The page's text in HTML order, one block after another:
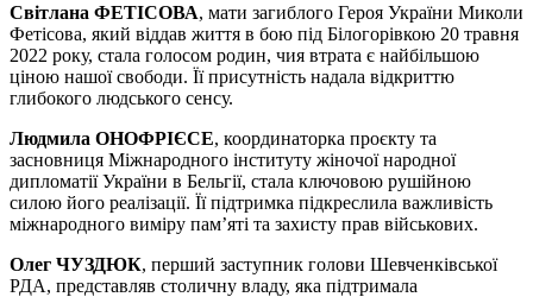
Світлана ФЕТІСОВА, мати загиблого Героя України Миколи
Фетісова, який віддав життя в бою під Білогорівкою 20 травня
2022 року, стала голосом родин, чия втрата є найбільшою
ціною нашої свободи. Її присутність надала відкриттю
глибокого людського сенсу.
Людмила ОНОФРІЄСЕ, координаторка проєкту та
засновниця Міжнародного інституту жіночої народної
дипломатії України в Бельгії, стала ключовою рушійною
силою його реалізації. Її підтримка підкреслила важливість
міжнародного виміру пам’яті та захисту прав військових.
Олег ЧУЗДЮК, перший заступник голови Шевченківської
РДА, представляв столичну владу, яка підтримала